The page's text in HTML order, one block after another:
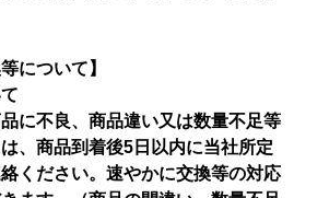
について】
に不良、商品違い又は数量不足等
、商品到着後5日以内に当社所定
ください。速やかに交換等の対応